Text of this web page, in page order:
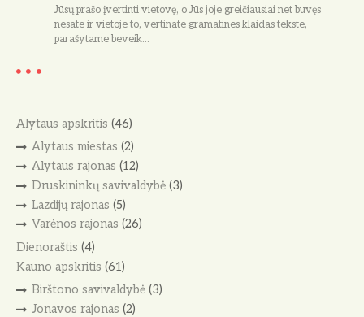
Jūsų prašo įvertinti vietovę, o Jūs joje greičiausiai net buvęs
nesate ir vietoje to, vertinate gramatines klaidas tekste,
parašytame beveik…
Alytaus apskritis (46)
Alytaus miestas (2)
Alytaus rajonas (12)
Druskininkų savivaldybė(3)
Lazdijų rajonas (5)
Varėnos rajonas (26)
Dienoraštis (4)
Kauno apskritis (61)
Birštono savivaldybė(3)
Jonavos rajonas (2)